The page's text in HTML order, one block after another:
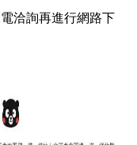
洽詢再進行網路下